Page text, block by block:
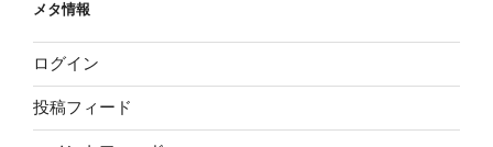
メタ情報
ログイン
投稿フィード